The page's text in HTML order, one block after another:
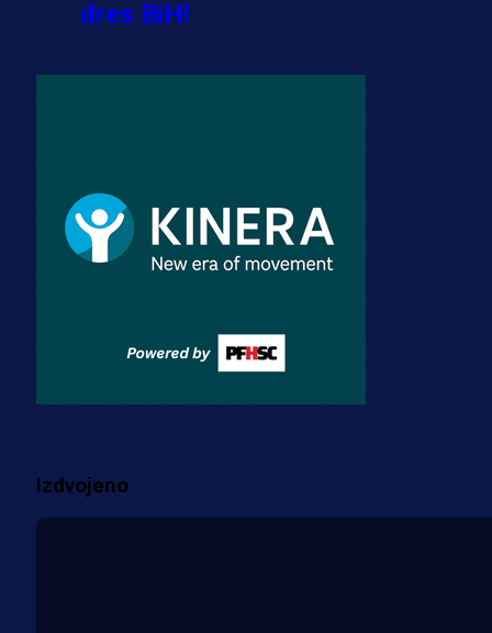
dres BiH!
prostorije FK Borac!
2 sedmica 3 dan
Reprezentacije
BiH, a sada sudi finale Svjetskog
prvenstva!
Izdvojeno